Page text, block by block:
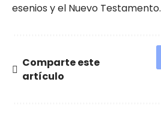
esenios y el Nuevo Testamento.
Comparte este
artículo